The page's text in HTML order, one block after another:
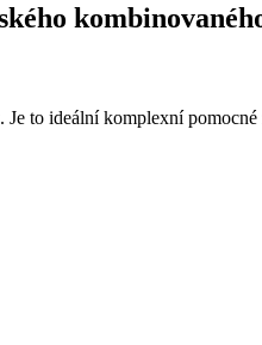
to ideální komplexní